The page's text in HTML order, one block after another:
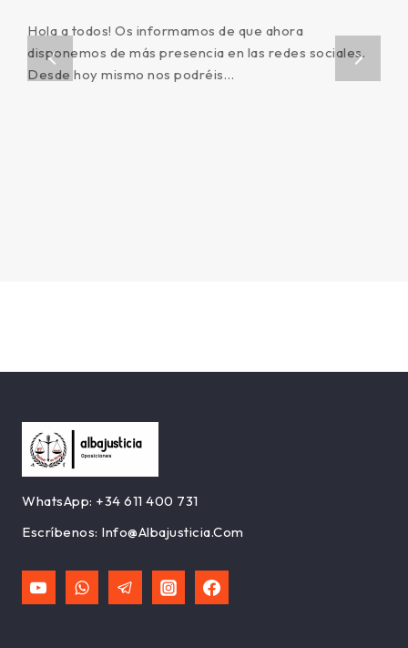
Hola a todos! Os informamos de que ahora
disponemos de más presencia en las redes sociales.
Desde hoy mismo nos podréis…
WhatsApp: +34 611 400 731
Escríbenos: Info@albajusticia.com